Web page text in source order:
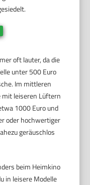
oft lauter, da die
unter 500 Euro
Im mittleren
mit leiseren Lüftern
1000 Euro und
oder hochwertiger
geräuschlos
beim Heimkino
in leisere Modelle